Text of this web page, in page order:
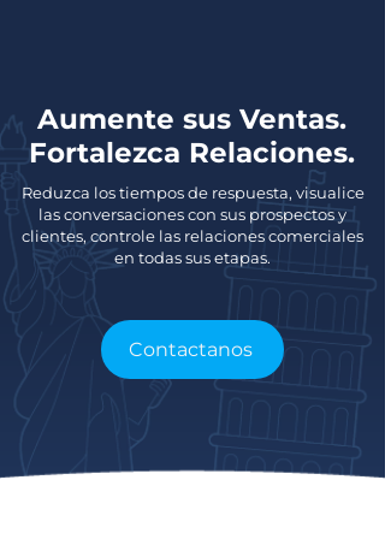
Aumente sus Ventas.
Fortalezca Relaciones.
Reduzca los tiempos de respuesta, visualice
las conversaciones con sus prospectos y
clientes, controle las relaciones comerciales
en todas sus etapas.
Contactanos